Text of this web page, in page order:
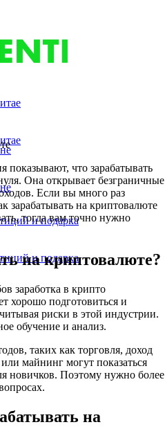
и подарка
и подарка
показывают, что зарабатывать
Она открывает безграничные
Если вы много раз
зарабатывать на криптовалюте
тогда вам точно нужно
на криптовалюте?
заработка в крипто
хорошо подготовиться и
риски в этой индустрии.
обучение и анализ.
таких как торговля, доход
майнинг могут показаться
новичков. Поэтому нужно более
на